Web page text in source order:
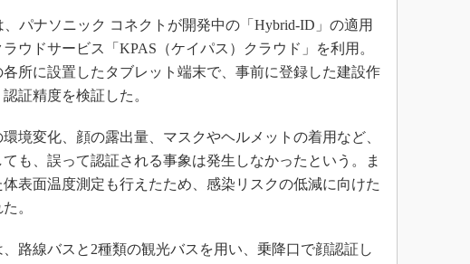
パナソニック コネクトが開発中の「Hybrid-ID」の適用
ウドサービス「KPAS（ケイパス）クラウド」を利用。
所に設置したタブレット端末で、事前に登録した建設作
証精度を検証した。
境変化、顔の露出量、マスクやヘルメットの着用など、
も、誤って認証される事象は発生しなかったという。ま
表面温度測定も行えたため、感染リスクの低減に向けた
。
路線バスと2種類の観光バスを用い、乗降口で顔認証し